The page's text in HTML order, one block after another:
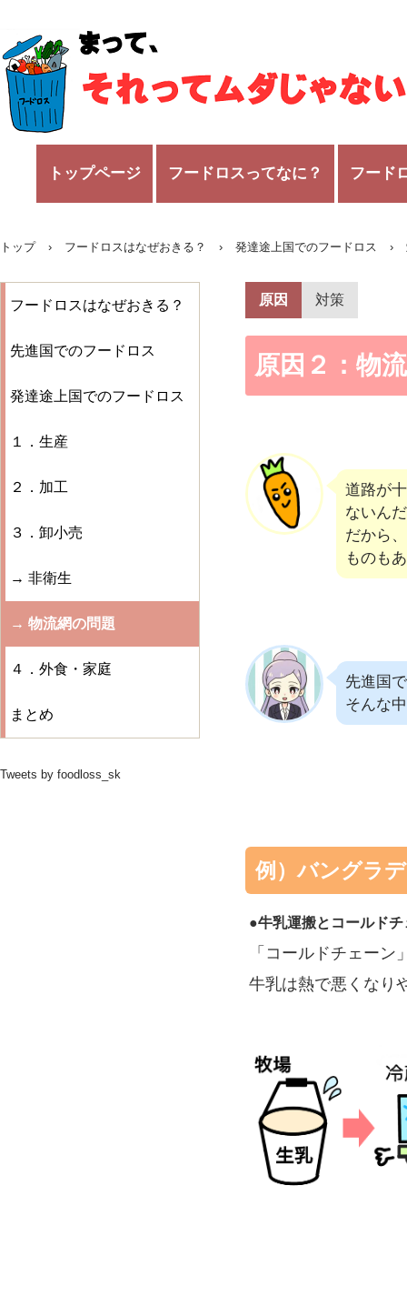
トップページ フードロスってなに？ フード
トップ › フードロスはなぜおきる？ › 発達途上国でのフードロス ›
原因 対策
原因２：物
道路が
ないん
だから
ものも
先進国
そんな
例）バングラ
●牛乳運搬とコールドチ
「コールドチェー
牛乳は熱で悪くなり
フードロスはなぜおきる？
先進国でのフードロス
発達途上国でのフードロス
１．生産
２．加工
３．卸小売
→ 非衛生
→ 物流網の問題
４．外食・家庭
まとめ
Tweets by foodloss_sk